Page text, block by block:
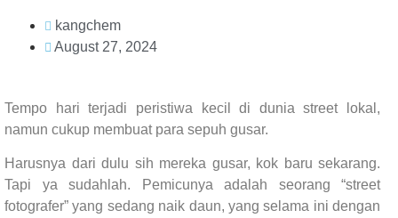
kangchem
August 27, 2024
Tempo hari terjadi peristiwa kecil di dunia street lokal,
namun cukup membuat para sepuh gusar.
Harusnya dari dulu sih mereka gusar, kok baru sekarang.
Tapi ya sudahlah. Pemicunya adalah seorang “street
fotografer” yang sedang naik daun, yang selama ini dengan